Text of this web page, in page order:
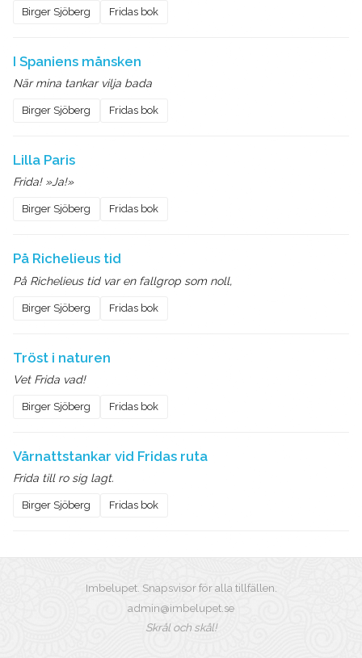
Birger Sjöberg Fridas bok
I Spaniens månsken
När mina tankar vilja bada
Birger Sjöberg Fridas bok
Lilla Paris
Frida! »Ja!»
Birger Sjöberg Fridas bok
På Richelieus tid
På Richelieus tid var en fallgrop som noll,
Birger Sjöberg Fridas bok
Tröst i naturen
Vet Frida vad!
Birger Sjöberg Fridas bok
Vårnattstankar vid Fridas ruta
Frida till ro sig lagt.
Birger Sjöberg Fridas bok
Imbelupet. Snapsvisor för alla tillfällen.
admin@imbelupet.se
Skrål och skål!